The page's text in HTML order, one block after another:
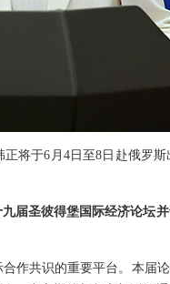
将于6月4日至8日赴俄罗
届圣彼得堡国际经济论坛
作共识的重要平台。本届